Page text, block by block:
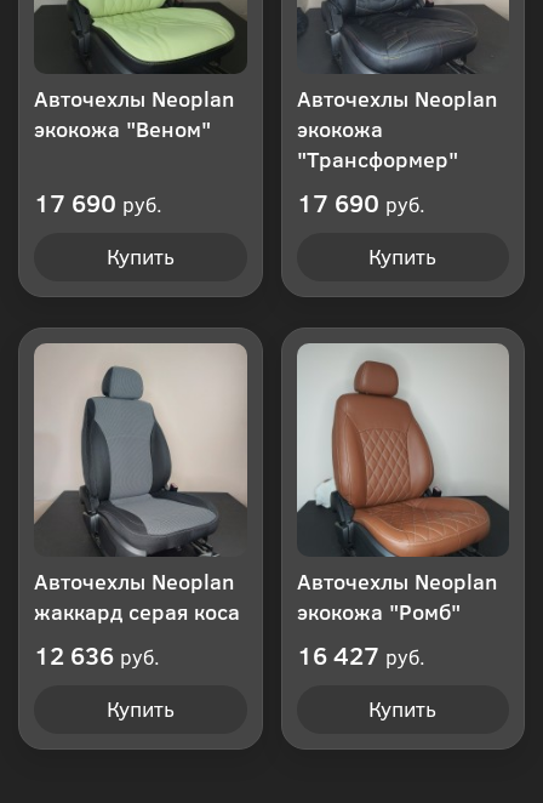
Авточехлы Neoplan
экокожа "Веном"
17 690 руб.
Купить
Авточехлы Neoplan
экокожа
"Трансформер"
17 690 руб.
Купить
Авточехлы Neoplan
жаккард серая коса
12 636 руб.
Купить
Авточехлы Neoplan
экокожа "Ромб"
16 427 руб.
Купить